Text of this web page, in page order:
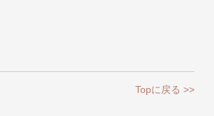
Topに戻る >>